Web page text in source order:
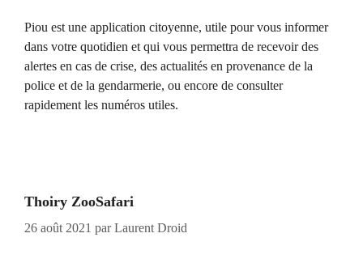
Piou est une application citoyenne, utile pour vous informer
dans votre quotidien et qui vous permettra de recevoir des
alertes en cas de crise, des actualités en provenance de la
police et de la gendarmerie, ou encore de consulter
rapidement les numéros utiles.
Thoiry ZooSafari
26 août 2021 parLaurent Droid